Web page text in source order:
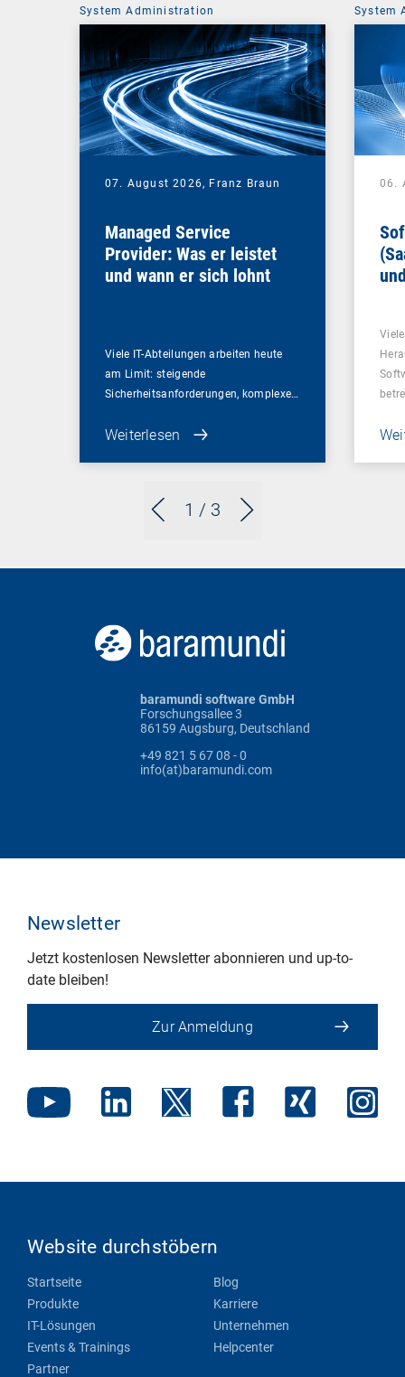
1 / 3
System Administration
07. August 2026, Franz Braun
Managed Service
Provider: Was er leistet
und wann er sich lohnt
Viele IT-Abteilungen arbeiten heute
am Limit: steigende
Sicherheitsanforderungen, komplexe…
Weiterlesen
System
06.
baramundi software GmbH
Forschungsallee 3
86159 Augsburg, Deutschland
+49 821 5 67 08 - 0
info(at)baramundi.com
Newsletter
Jetzt kostenlosen Newsletter abonnieren und up-to-
date bleiben!
Zur Anmeldung
Website durchstöbern
Startseite
Produkte
IT-Lösungen
Events & Trainings
Partner
Blog
Karriere
Unternehmen
Helpcenter